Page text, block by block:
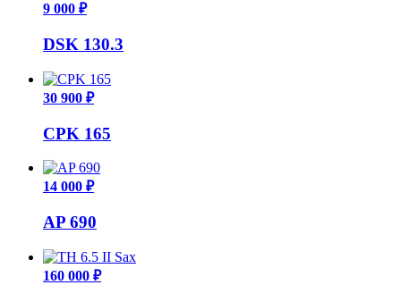
9 000 ₽
DSK 130.3
30 900 ₽
CPK 165
14 000 ₽
AP 690
160 000 ₽